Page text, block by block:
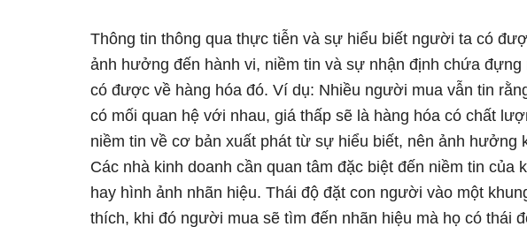
Thông tin thông qua thực tiễn và sự hiểu biết người ta có
ảnh hưởng đến hành vi, niềm tin và sự nhận định chứa
có được về hàng hóa đó. Ví dụ: Nhiều người mua vẫn tin
có mối quan hệ với nhau, giá thấp sẽ là hàng hóa có chất
niềm tin về cơ bản xuất phát từ sự hiểu biết, nên ảnh hưởng
Các nhà kinh doanh cần quan tâm đặc biệt đến niềm tin của
hay hình ảnh nhãn hiệu. Thái độ đặt con người vào một
thích, khi đó người mua sẽ tìm đến nhãn hiệu mà họ có thái